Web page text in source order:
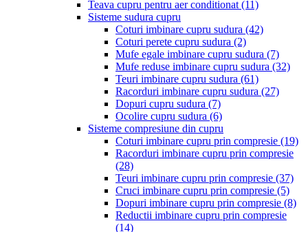
Teava cupru pentru aer conditionat (11)
Sisteme sudura cupru
Coturi imbinare cupru sudura (42)
Coturi perete cupru sudura (2)
Mufe egale imbinare cupru sudura (7)
Mufe reduse imbinare cupru sudura (32)
Teuri imbinare cupru sudura (61)
Racorduri imbinare cupru sudura (27)
Dopuri cupru sudura (7)
Ocolire cupru sudura (6)
Sisteme compresiune din cupru
Coturi imbinare cupru prin compresie (19)
Racorduri imbinare cupru prin compresie
(28)
Teuri imbinare cupru prin compresie (37)
Cruci imbinare cupru prin compresie (5)
Dopuri imbinare cupru prin compresie (8)
Reductii imbinare cupru prin compresie
(14)